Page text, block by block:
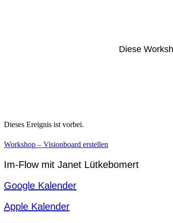
Diese
Dieses Ereignis ist vorbei.
Workshop – Visionboard erstellen
Im-Flow mit Janet Lütkebomert
Google Kalender
Apple Kalender